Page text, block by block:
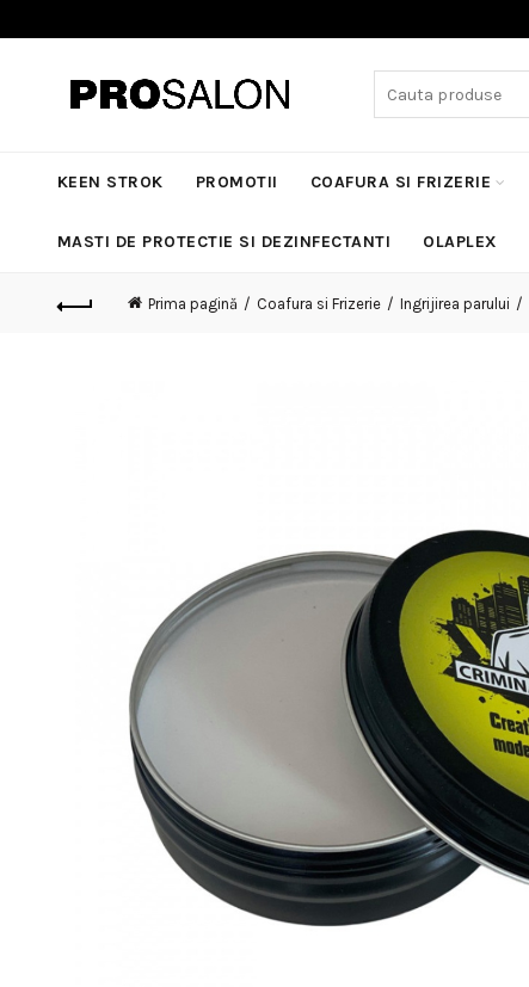
KEEN STROK PROMOTII COAFURA SI FRIZERIE
MASTI DE PROTECTIE SI DEZINFECTANTI OLAPLEX
Prima pagină Coafura si Frizerie Ingrijirea parului